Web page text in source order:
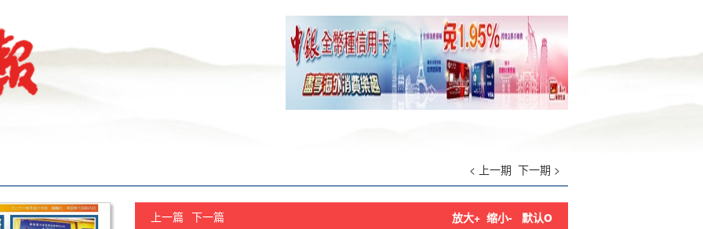
< 上一期 下一期 >
上一篇 下一篇 放大+ 缩小- 默认o